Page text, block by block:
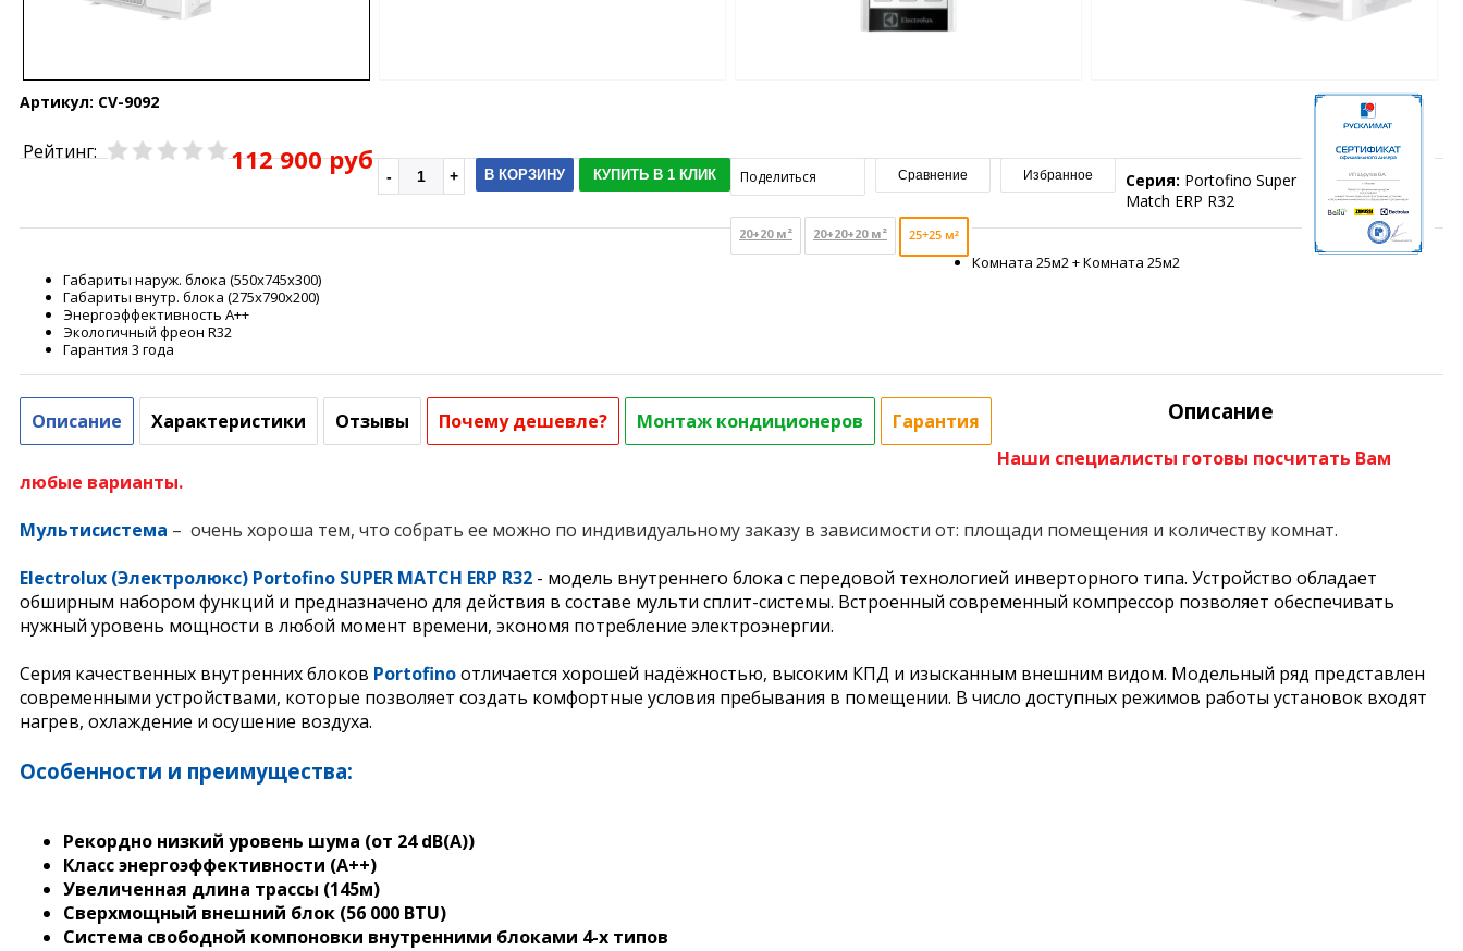
Артикул: CV-9092
Рейтинг: 112 900 руб В КОРЗИНУ КУПИТЬ В 1 КЛИК Поделиться Сравнение Избранное Серия: Portofino Super
Match ERP R32
20+20 м² 20+20+20 м² 25+25 м²
Комната 25м2 + Комната 25м2
Габариты наруж. блока (550х745х300)
Габариты внутр. блока (275х790х200)
Энергоэффективность А++
Экологичный фреон R32
Гарантия 3 года
Описание Характеристики Отзывы Почему дешевле? Монтаж кондиционеров Гарантия Описание
Наши специалисты готовы посчитать Вам
любые варианты.
Мультисистема – очень хороша тем, что собрать ее можно по индивидуальному заказу в зависимости от: площади помещения и количеству комнат.
Electrolux (Электролюкс) Portofino SUPER MATCH ERP R32 - модель внутреннего блока с передовой технологией инверторного типа. Устройство обладает
обширным набором функций и предназначено для действия в составе мульти сплит-системы. Встроенный современный компрессор позволяет обеспечивать
нужный уровень мощности в любой момент времени, экономя потребление электроэнергии.
Серия качественных внутренних блоков Portofinoотличается хорошей надёжностью, высоким КПД и изысканным внешним видом. Модельный ряд представлен
современными устройствами, которые позволяет создать комфортные условия пребывания в помещении. В число доступных режимов работы установок входят
нагрев, охлаждение и осушение воздуха.
Особенности и преимущества:
Рекордно низкий уровень шума (от 24 dB(A))
Класс энергоэффективности (A++)
Увеличенная длина трассы (145м)
Сверхмощный внешний блок (56 000 BTU)
Система свободной компоновки внутренними блоками 4-х типов